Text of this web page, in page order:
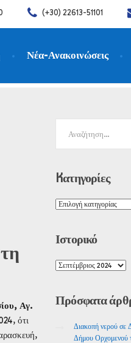
(+30) 22613-51101
Νέα-Ανακοινώσεις
Αγ.
ότι
Kατηγορίες
Ιστορικό
Πρόσφατα
Διακοπή νερού σε
Δήμου Ορχομενού